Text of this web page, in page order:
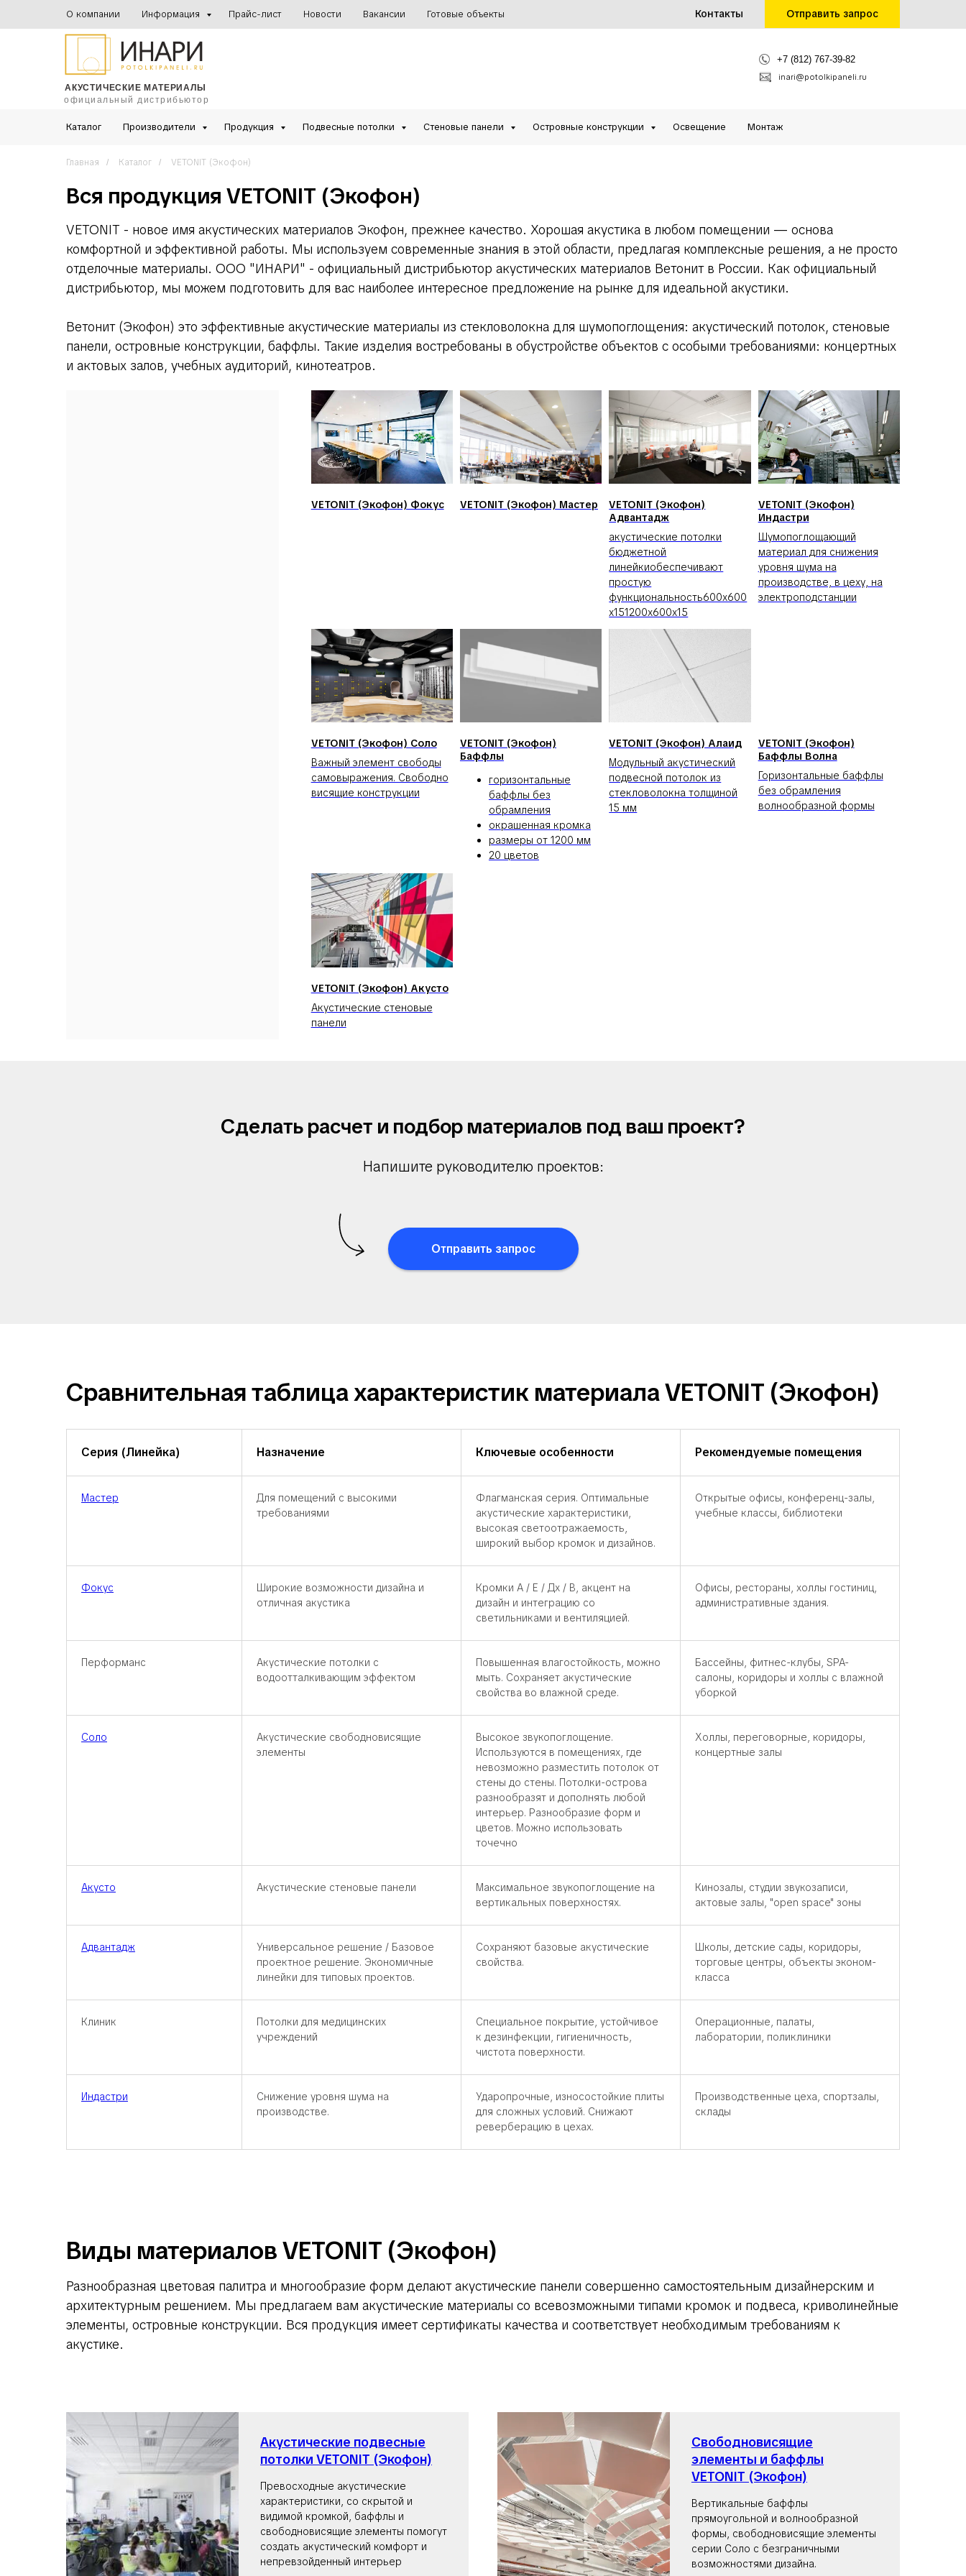
О компании Информация Прайс-лист Новости Вакансии Готовые объекты Контакты Отправить запрос
АКУСТИЧЕСКИЕ МАТЕРИАЛЫ
официальный дистрибьютор
inari@potolkipaneli.ru
+7 (812) 767-39-82
Каталог Производители Продукция Подвесные потолки Стеновые панели Островные конструкции Освещение Монтаж
Главная / Каталог / VETONIT (Экофон)
Вся продукция VETONIT (Экофон)
VETONIT - новое имя акустических материалов Экофон, прежнее качество. Хорошая акустика в любом помещении — основа
комфортной и эффективной работы. Мы используем современные знания в этой области, предлагая комплексные решения, а не просто
отделочные материалы. ООО "ИНАРИ" - официальный дистрибьютор акустических материалов Ветонит в России. Как официальный
дистрибьютор, мы можем подготовить для вас наиболее интересное предложение на рынке для идеальной акустики.
Ветонит (Экофон) это эффективные акустические материалы из стекловолокна для шумопоглощения: акустический потолок, стеновые
панели, островные конструкции, баффлы. Такие изделия востребованы в обустройстве объектов с особыми требованиями: концертных
и актовых залов, учебных аудиторий, кинотеатров.
VETONIT (Экофон) Фокус VETONIT (Экофон) Мастер
VETONIT (Экофон)
Адвантадж
акустические потолки
бюджетной
линейкиобеспечивают
простую
функциональность600x600
x151200x600x15
VETONIT (Экофон)
Индастри
Шумопоглощающий
материал для снижения
уровня шума на
производстве, в цеху, на
электроподстанции
VETONIT (Экофон) Соло
Важный элемент свободы
самовыражения. Свободно
висящие конструкции
VETONIT (Экофон)
Баффлы
горизонтальные
баффлы без
обрамления
окрашенная кромка
размеры от 1200 мм
20 цветов
VETONIT (Экофон) Алаид
Модульный акустический
подвесной потолок из
стекловолокна толщиной
15 мм
VETONIT (Экофон)
Баффлы Волна
Горизонтальные баффлы
без обрамления
волнообразной формы
VETONIT (Экофон) Акусто
Акустические стеновые
панели
Сделать расчет и подбор материалов под ваш проект?
Напишите руководителю проектов:
Отправить запрос
Сравнительная таблица характеристик материала VETONIT (Экофон)
Серия (Линейка) Назначение Ключевые особенности Рекомендуемые помещения
Мастер
Для помещений с высокими
требованиями
Флагманская серия. Оптимальные
акустические характеристики,
высокая светоотражаемость,
широкий выбор кромок и дизайнов.
Открытые офисы, конференц-залы,
учебные классы, библиотеки
Фокус
Широкие возможности дизайна и
отличная акустика
Кромки А / Е / Дх / В, акцент на
дизайн и интеграцию со
светильниками и вентиляцией.
Офисы, рестораны, холлы гостиниц,
административные здания.
Перформанс
Акустические потолки с
водоотталкивающим эффектом
Повышенная влагостойкость, можно
мыть. Сохраняет акустические
свойства во влажной среде.
Бассейны, фитнес-клубы, SPA-
салоны, коридоры и холлы с влажной
уборкой
Соло
Акустические свободновисящие
элементы
Высокое звукопоглощение.
Используются в помещениях, где
невозможно разместить потолок от
стены до стены. Потолки-острова
разнообразят и дополнять любой
интерьер. Разнообразие форм и
цветов. Можно использовать
точечно
Холлы, переговорные, коридоры,
концертные залы
Акусто Акустические стеновые панели
Максимальное звукопоглощение на
вертикальных поверхностях.
Кинозалы, студии звукозаписи,
актовые залы, "open space" зоны
Адвантадж
Универсальное решение / Базовое
проектное решение. Экономичные
линейки для типовых проектов.
Сохраняют базовые акустические
свойства.
Школы, детские сады, коридоры,
торговые центры, объекты эконом-
класса
Клиник
Потолки для медицинских
учреждений
Специальное покрытие, устойчивое
к дезинфекции, гигиеничность,
чистота поверхности.
Операционные, палаты,
лаборатории, поликлиники
Индастри
Снижение уровня шума на
производстве.
Ударопрочные, износостойкие плиты
для сложных условий. Снижают
реверберацию в цехах.
Производственные цеха, спортзалы,
склады
Виды материалов VETONIT (Экофон)
Разнообразная цветовая палитра и многообразие форм делают акустические панели совершенно самостоятельным дизайнерским и
архитектурным решением. Мы предлагаем вам акустические материалы со всевозможными типами кромок и подвеса, криволинейные
элементы, островные конструкции. Вся продукция имеет сертификаты качества и соответствует необходимым требованиям к
акустике.
Акустические подвесные
потолки VETONIT (Экофон)
Превосходные акустические
характеристики, со скрытой и
видимой кромкой, баффлы и
свободновисящие элементы помогут
создать акустический комфорт и
непревзойденный интерьер
Свободновисящие
элементы и баффлы
VETONIT (Экофон)
Вертикальные баффлы
прямоугольной и волнообразной
формы, свободновисящие элементы
серии Соло с безграничными
возможностями дизайна.